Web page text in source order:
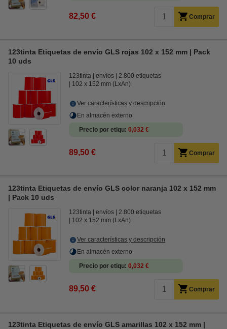
82,50 € Comprar
123tinta Etiquetas de envío GLS rojas 102 x 152 mm | Pack
10 uds
123tinta envíos
2.800 etiquetas
102 x 152 mm (LxAn)
Ver características y descripción
En almacén externo
Precio por etiqu 0,032 €
89,50 € Comprar
123tinta Etiquetas de envío GLS color naranja 102 x 152 mm
| Pack 10 uds
123tinta envíos
2.800 etiquetas
102 x 152 mm (LxAn)
Ver características y descripción
En almacén externo
Precio por etiqu 0,032 €
89,50 € Comprar
123tinta Etiquetas de envío GLS amarillas 102 x 152 mm |